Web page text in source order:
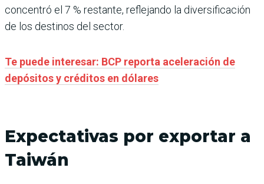
concentró el 7 % restante, reflejando la diversificación
de los destinos del sector.
Te puede interesar: BCP reporta aceleración de
depósitos y créditos en dólares
Expectativas por exportar a
Taiwán